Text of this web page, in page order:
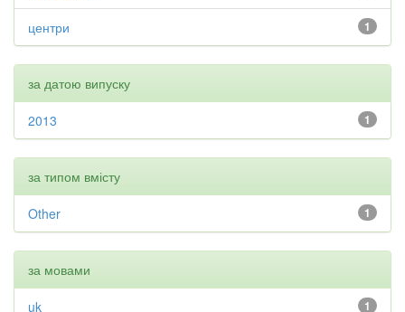
1
центри
за датою випуску
1
2013
за типом вмісту
1
Other
за мовами
1
uk